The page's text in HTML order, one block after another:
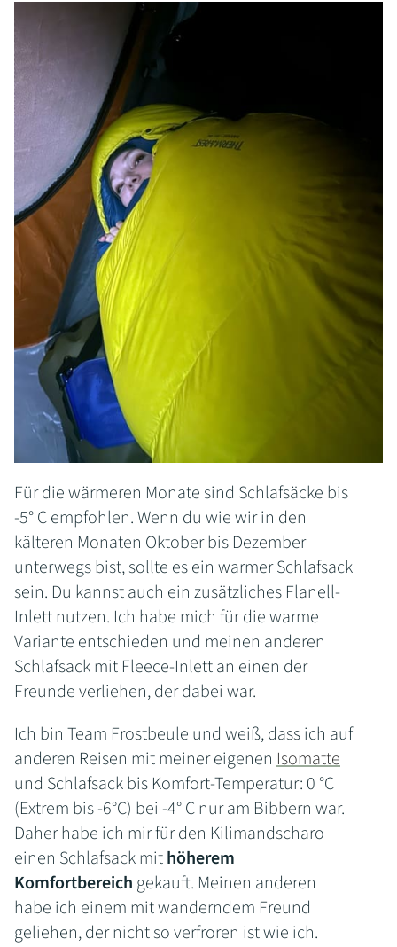
Für die wärmeren Monate sind Schlafsäcke bis
-5° C empfohlen. Wenn du wie wir in den
kälteren Monaten Oktober bis Dezember
unterwegs bist, sollte es ein warmer Schlafsack
sein. Du kannst auch ein zusätzliches Flanell-
Inlett nutzen. Ich habe mich für die warme
Variante entschieden und meinen anderen
Schlafsack mit Fleece-Inlett an einen der
Freunde verliehen, der dabei war.
Ich bin Team Frostbeule und weiß, dass ich auf
anderen Reisen mit meiner eigenen Isomatte
und Schlafsack bis Komfort-Temperatur: 0 °C
(Extrem bis -6°C) bei -4° C nur am Bibbern war.
Daher habe ich mir für den Kilimandscharo
einen Schlafsack mithöherem
Komfortbereich gekauft. Meinen anderen
habe ich einem mit wanderndem Freund
geliehen, der nicht so verfroren ist wie ich.